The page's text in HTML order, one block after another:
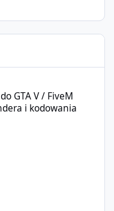
GTA V / FiveM
i kodowania